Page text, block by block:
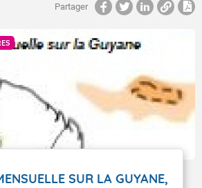
Partager
SUR LA GUYANE,